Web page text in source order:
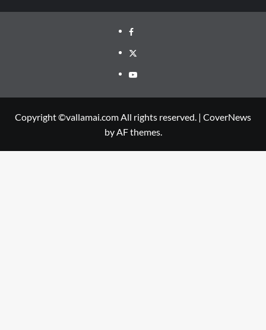
Facebook
Twitter
Youtube
Copyright ©vallamai.com All rights reserved. | CoverNews
by AF themes.